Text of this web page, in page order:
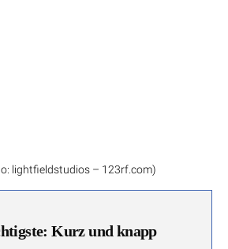
lightfieldstudios – 123rf.com)
Kurz und knapp